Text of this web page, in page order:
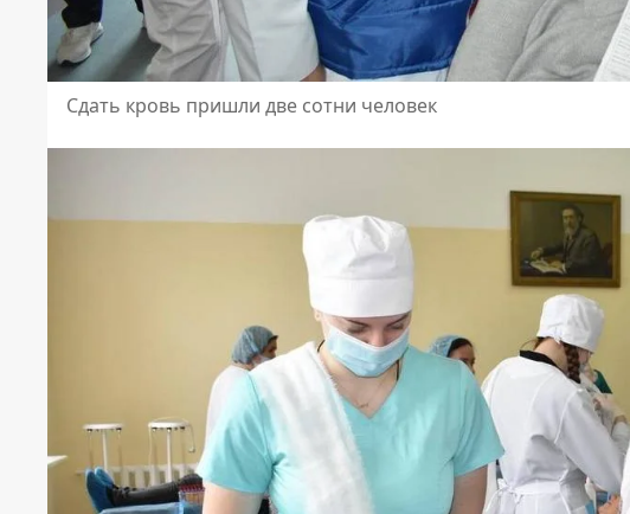
Сдать кровь пришли две сотни человек